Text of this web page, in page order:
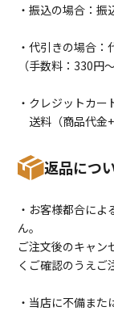
・振込の場合：振
・代引きの場合：
（手数料：330円
・クレジットカー
送料（商品代金+
返品につ
・お客様都合に
ん。
ご注文後のキャン
くご確認のうえご
・当店に不備また